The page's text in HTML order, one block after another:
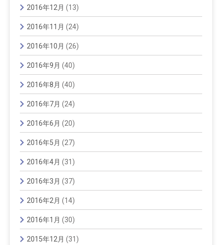
2016年12月 (13)
2016年11月 (24)
2016年10月 (26)
2016年9月 (40)
2016年8月 (40)
2016年7月 (24)
2016年6月 (20)
2016年5月 (27)
2016年4月 (31)
2016年3月 (37)
2016年2月 (14)
2016年1月 (30)
2015年12月 (31)